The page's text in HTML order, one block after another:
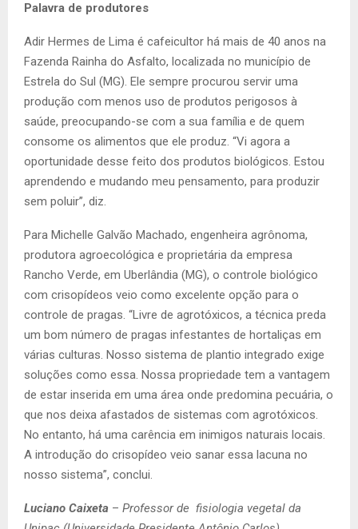
Palavra de produtores
Adir Hermes de Lima é cafeicultor há mais de 40 anos na
Fazenda Rainha do Asfalto, localizada no município de
Estrela do Sul (MG). Ele sempre procurou servir uma
produção com menos uso de produtos perigosos à
saúde, preocupando-se com a sua família e de quem
consome os alimentos que ele produz. “Vi agora a
oportunidade desse feito dos produtos biológicos. Estou
aprendendo e mudando meu pensamento, para produzir
sem poluir”, diz.
Para Michelle Galvão Machado, engenheira agrônoma,
produtora agroecológica e proprietária da empresa
Rancho Verde, em Uberlândia (MG), o controle biológico
com crisopídeos veio como excelente opção para o
controle de pragas. “Livre de agrotóxicos, a técnica preda
um bom número de pragas infestantes de hortaliças em
várias culturas. Nosso sistema de plantio integrado exige
soluções como essa. Nossa propriedade tem a vantagem
de estar inserida em uma área onde predomina pecuária, o
que nos deixa afastados de sistemas com agrotóxicos.
No entanto, há uma carência em inimigos naturais locais.
A introdução do crisopídeo veio sanar essa lacuna no
nosso sistema”, conclui.
Luciano Caixeta – Professor de fisiologia vegetal da